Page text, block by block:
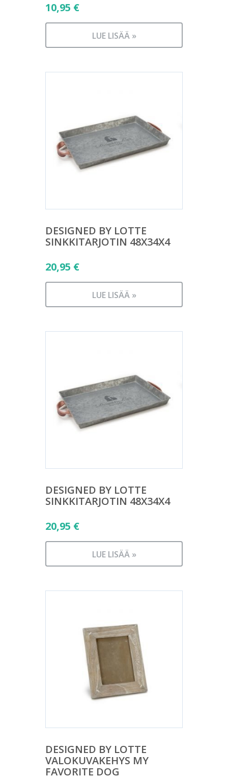
10,95 €
LUE LISÄÄ »
DESIGNED BY LOTTE
SINKKITARJOTIN 48X34X4
20,95 €
LUE LISÄÄ »
DESIGNED BY LOTTE
SINKKITARJOTIN 48X34X4
20,95 €
LUE LISÄÄ »
DESIGNED BY LOTTE
VALOKUVAKEHYS MY
FAVORITE DOG